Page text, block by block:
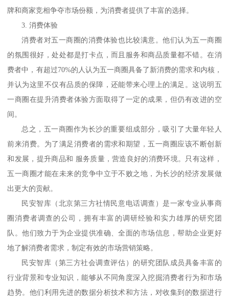
牌和商家竞相争夺市场份额，为消费者提供了丰富的选择。
3. 消费体验
消费者对五一商圈的消费体验也比较满意。他们认为五一商圈
的氛围很好，处处都是打卡点，而且服务和商品质量都不错。在消
费者中，有超过70%的人认为五一商圈具备了新消费的需求和内核，
并认为这里不仅有品质的保障，还能带来心理上的满足。这说明五
一商圈在提升消费者体验方面取得了一定的成果，但仍有改进的空
间。
总之，五一商圈作为长沙的重要组成部分，吸引了大量年轻人
前来消费。为了满足消费者的需求和期望，五一商圈应该不断创新
和发展，提升商品和 服务质量，营造良好的消费环境。只有这样，
五一商圈才能在未来的竞争中立于不败之地，为长沙的经济发展做
出更大的贡献。
民安智库（北京第三方社情民意电话调查）是一家专业从事商
圈消费者调查的公司，拥有丰富的调研经验和实力雄厚的研究团
队。他们致力于为企业提供准确、全面的市场信息，帮助企业更好
地了解消费者需求，制定有效的市场营销策略。
民安智库（第三方社会调查评估） 的研究团队成员具备丰富的
行业背景和专业知识，能够从不同角度深入挖掘消费者行为和市场
趋势。他们利用先进的数据分析技术和方法，对收集到的数据进行